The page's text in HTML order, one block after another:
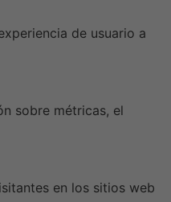
de usuario a
sobre métricas, el
en los sitios web